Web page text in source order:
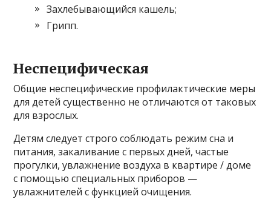
Захлебывающийся кашель;
Грипп.
Неспецифическая
Общие неспецифические профилактические меры
для детей существенно не отличаются от таковых
для взрослых.
Детям следует строго соблюдать режим сна и
питания, закаливание с первых дней, частые
прогулки, увлажнение воздуха в квартире / доме
с помощью специальных приборов —
увлажнителей с функцией очищения.